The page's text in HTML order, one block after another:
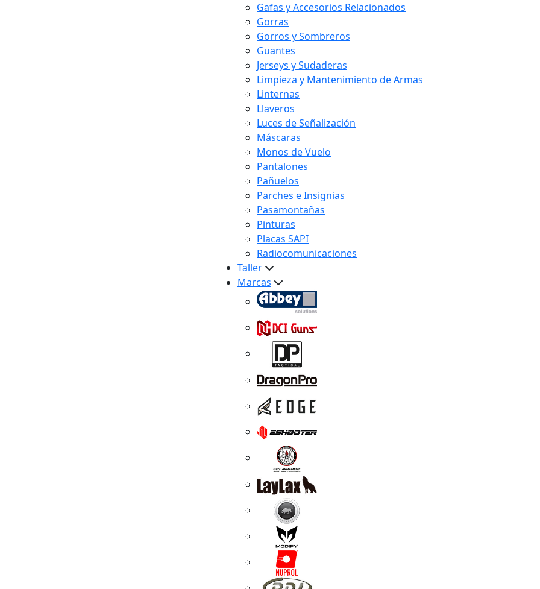
Gafas y Accesorios Relacionados
Gorras
Gorros y Sombreros
Guantes
Jerseys y Sudaderas
Limpieza y Mantenimiento de Armas
Linternas
Llaveros
Luces de Señalización
Máscaras
Monos de Vuelo
Pantalones
Pañuelos
Parches e Insignias
Pasamontañas
Pinturas
Placas SAPI
Radiocomunicaciones
Taller
Marcas